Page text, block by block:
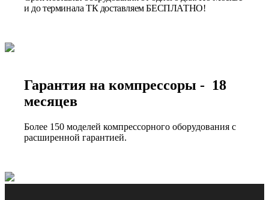
и до терминала ТК доставляем БЕСПЛАТНО!
Гарантия на компрессоры - 18
месяцев
Более 150 моделей компрессорного оборудования с
расширенной гарантией.